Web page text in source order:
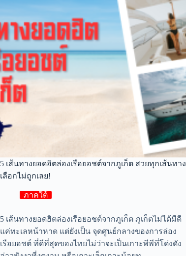
5 เส้นทางยอดฮิตล่องเรือยอชต์จากภูเก็ต สวยทุกเส้นทาง
เลือกไม่ถูกเลย!
ภาคใต้
5 เส้นทางยอดฮิตล่องเรือยอชต์จากภูเก็ต ภูเก็ตไม่ได้มีดี
แค่ทะเลหน้าหาด แต่ยังเป็น จุดศูนย์กลางของการล่อง
เรือยอชต์ ที่ดีที่สุดของไทยไม่ว่าจะเป็นเกาะพีพีที่โด่งดัง